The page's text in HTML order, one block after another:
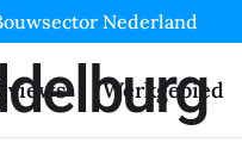
Nederland
Werkgebied